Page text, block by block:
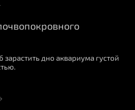
дно аквариума густой